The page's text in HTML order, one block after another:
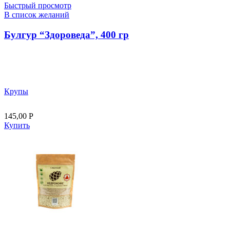
Быстрый просмотр
В список желаний
Булгур “Здороведа”, 400 гр
Крупы
145,00 Р
Купить